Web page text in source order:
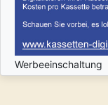
Werbeeinschaltung